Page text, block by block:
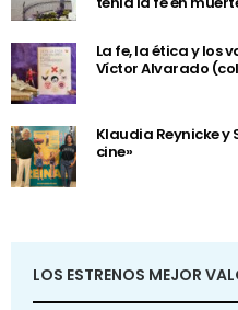
La fe, la ética y los
Víctor Alvarado
Klaudia Reynicke y
cine»
LOS ESTRENOS MEJOR